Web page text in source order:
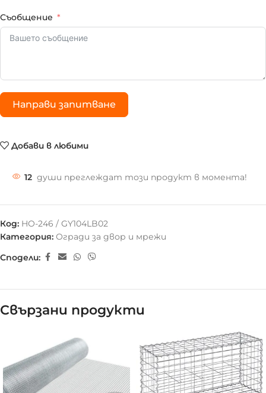
Съобщение
Направи запитване
Добави в любими
12 души преглеждат този продукт в момента!
Код: HO-246 / GY104LB02
Категория: Огради за двор и мрежи
Сподели:
Свързани продукти